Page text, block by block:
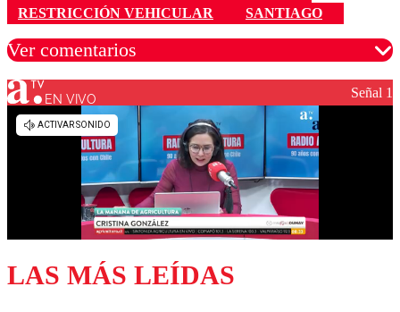
RESTRICCIÓN VEHICULAR
SANTIAGO
Ver comentarios
Los comentarios son moderados para garantizar un
diálogo respetuoso.
EN VIVO Señal 1
LAS MÁS LEÍDAS